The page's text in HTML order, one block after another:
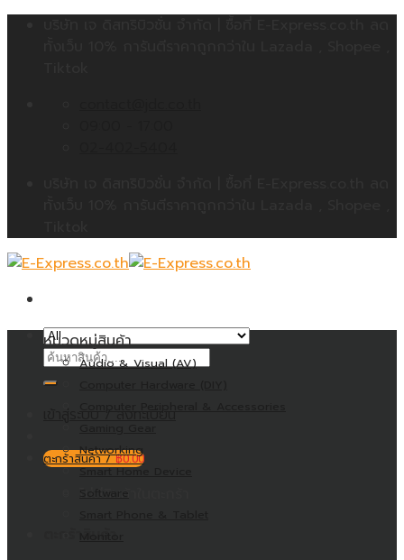
ค้นหา:
ตะกร้าสินค้า /฿0.00
ไม่มีสินค้าในตะกร้า
หมวดหมู่สินค้า
Audio & Visual (AV)
Networking
Smart Home Device
Software